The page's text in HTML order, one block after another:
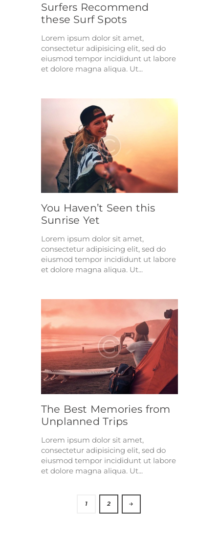
Surfers Recommend
these Surf Spots
Lorem ipsum dolor sit amet,
consectetur adipisicing elit, sed do
eiusmod tempor incididunt ut labore
et dolore magna aliqua. Ut...
You Haven’t Seen this
Sunrise Yet
Lorem ipsum dolor sit amet,
consectetur adipisicing elit, sed do
eiusmod tempor incididunt ut labore
et dolore magna aliqua. Ut...
The Best Memories from
Unplanned Trips
Lorem ipsum dolor sit amet,
consectetur adipisicing elit, sed do
eiusmod tempor incididunt ut labore
et dolore magna aliqua. Ut...
1 2